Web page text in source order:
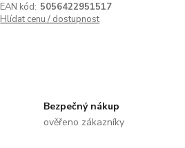
EAN kód: 5056422951517
Hlídat cenu / dostupnost
Bezpečný nákup
ověřeno zákazníky